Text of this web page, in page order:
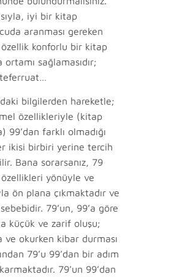
iyi bir kitap
aranması gereken
konforlu bir kitap
ortamı sağlamasıdır;
bilgilerden hareketle;
özellikleriyle (kitap
99’dan farklı olmadığı
ikisi birbiri yerine tercih
Bana sorarsanız, 79
yönüyle ve
ön plana çıkmaktadır ve
79’un, 99’a göre
küçük ve zarif oluşu;
ve okurken kibar durması
79’u 99’dan bir adım
79’un 99’dan